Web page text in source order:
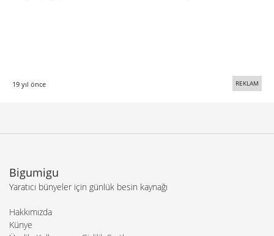
19 yıl önce REKLAM
Bigumigu
Yaratıcı bünyeler için günlük besin kaynağı
Hakkımızda
Künye